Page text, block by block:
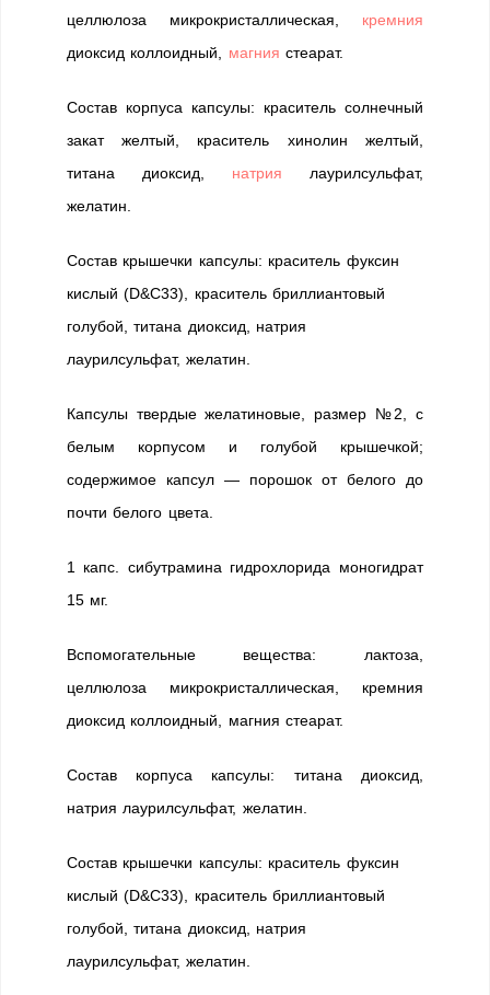
целлюлоза микрокристаллическая, кремния
диоксид коллоидный, магния стеарат.
Состав корпуса капсулы: краситель солнечный
закат желтый, краситель хинолин желтый,
титана диоксид, натрия лаурилсульфат,
желатин.
Состав крышечки капсулы: краситель фуксин
кислый (D&C33), краситель бриллиантовый
голубой, титана диоксид, натрия
лаурилсульфат, желатин.
Капсулы твердые желатиновые, размер №2, с
белым корпусом и голубой крышечкой;
содержимое капсул — порошок от белого до
почти белого цвета.
1 капс. сибутрамина гидрохлорида моногидрат
15 мг.
Вспомогательные вещества: лактоза,
целлюлоза микрокристаллическая, кремния
диоксид коллоидный, магния стеарат.
Состав корпуса капсулы: титана диоксид,
натрия лаурилсульфат, желатин.
Состав крышечки капсулы: краситель фуксин
кислый (D&C33), краситель бриллиантовый
голубой, титана диоксид, натрия
лаурилсульфат, желатин.